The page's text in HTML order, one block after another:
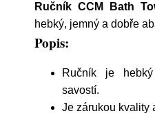
Ručník CCM Bath
hebký, jemný a dobře
Popis:
Ručník je
savostí.
Je zárukou kvality